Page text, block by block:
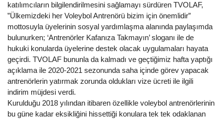
katılımcıların bilgilendirilmesini sağlamayı sürdüren TVOLAF,
”Ülkemizdeki her Voleybol Antrenörü bizim için önemlidir”
mottosuyla üyelerinin sosyal yardımlaşma alanında paylaşımda
bulunurken; ‘Antrenörler Kafanıza Takmayın’ sloganı ile de
hukuki konularda üyelerine destek olacak uygulamaları hayata
geçirdi. TVOLAF bununla da kalmadı ve geçtiğimiz hafta yaptığı
açıklama ile 2020-2021 sezonunda saha içinde görev yapacak
antrenörlerin yatırmak zorunda oldukları vize ücreti ile ilgili
indirim müjdesi verdi.
Kurulduğu 2018 yılından itibaren özellikle voleybol antrenörlerinin
bu güne kadar eksikliğini hissettiği konulara tek tek odaklanan